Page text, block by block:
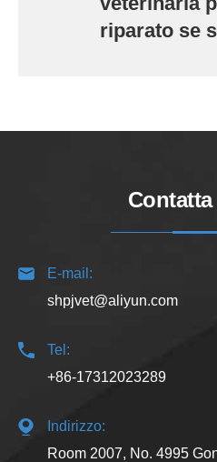
riparato se
E-mail:
shpjvet@aliyun.com
Tel:
+86-17312023289
Indirizzo:
Room 2007, No. 4995